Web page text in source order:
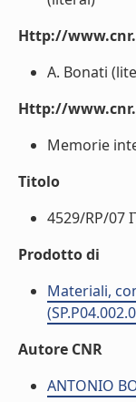
Http://
A. Bonati
Http://
Memorie
Titolo
4529/RP/07
Prodotto di
Materiali,
Autore CNR
ANTONIO